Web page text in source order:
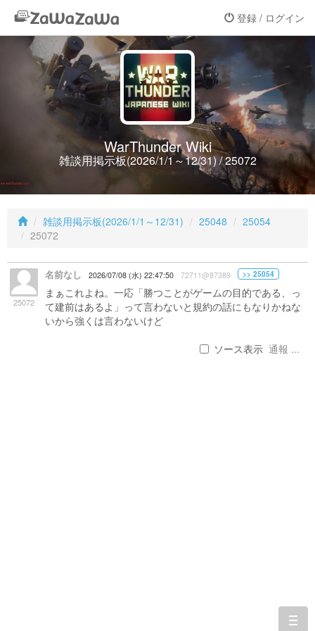
登録 / ログイン
WarThunder Wiki
雑談用掲示板(2026/1/1～12/31) / 25072
雑談用掲示板(2026/1/1～12/31) 25048
25054
25072
25072
名前なし 2026/07/08 (水) 22:47:50 72711@87389 >> 25054
まぁこれよね。一応「勝つことがゲームの目的である、っ
て建前はあるよ」って言わないと規約の話にもなりかねな
いから強くは言わないけど
ソース表示 通報 ...